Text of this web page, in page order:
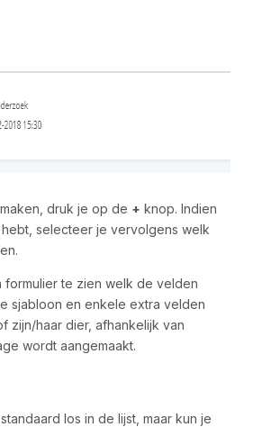
druk je op de + knop. Indien
selecteer je vervolgens welk
te zien welk de velden
sjabloon en enkele extra velden
zijn/haar dier, afhankelijk van
wordt aangemaakt.
los in de lijst, maar kun je